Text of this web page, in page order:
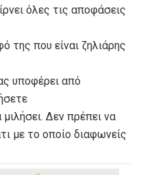
όλες τις αποφάσεις
της που είναι ζηλιάρης
υποφέρει από
Δεν πρέπει να
με το οποίο διαφωνείς